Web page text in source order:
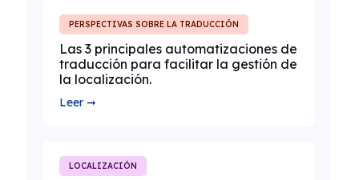
PERSPECTIVAS SOBRE LA TRADUCCIÓN
Las 3 principales automatizaciones de
traducción para facilitar la gestión de
la localización.
Leer ➞
LOCALIZACIÓN